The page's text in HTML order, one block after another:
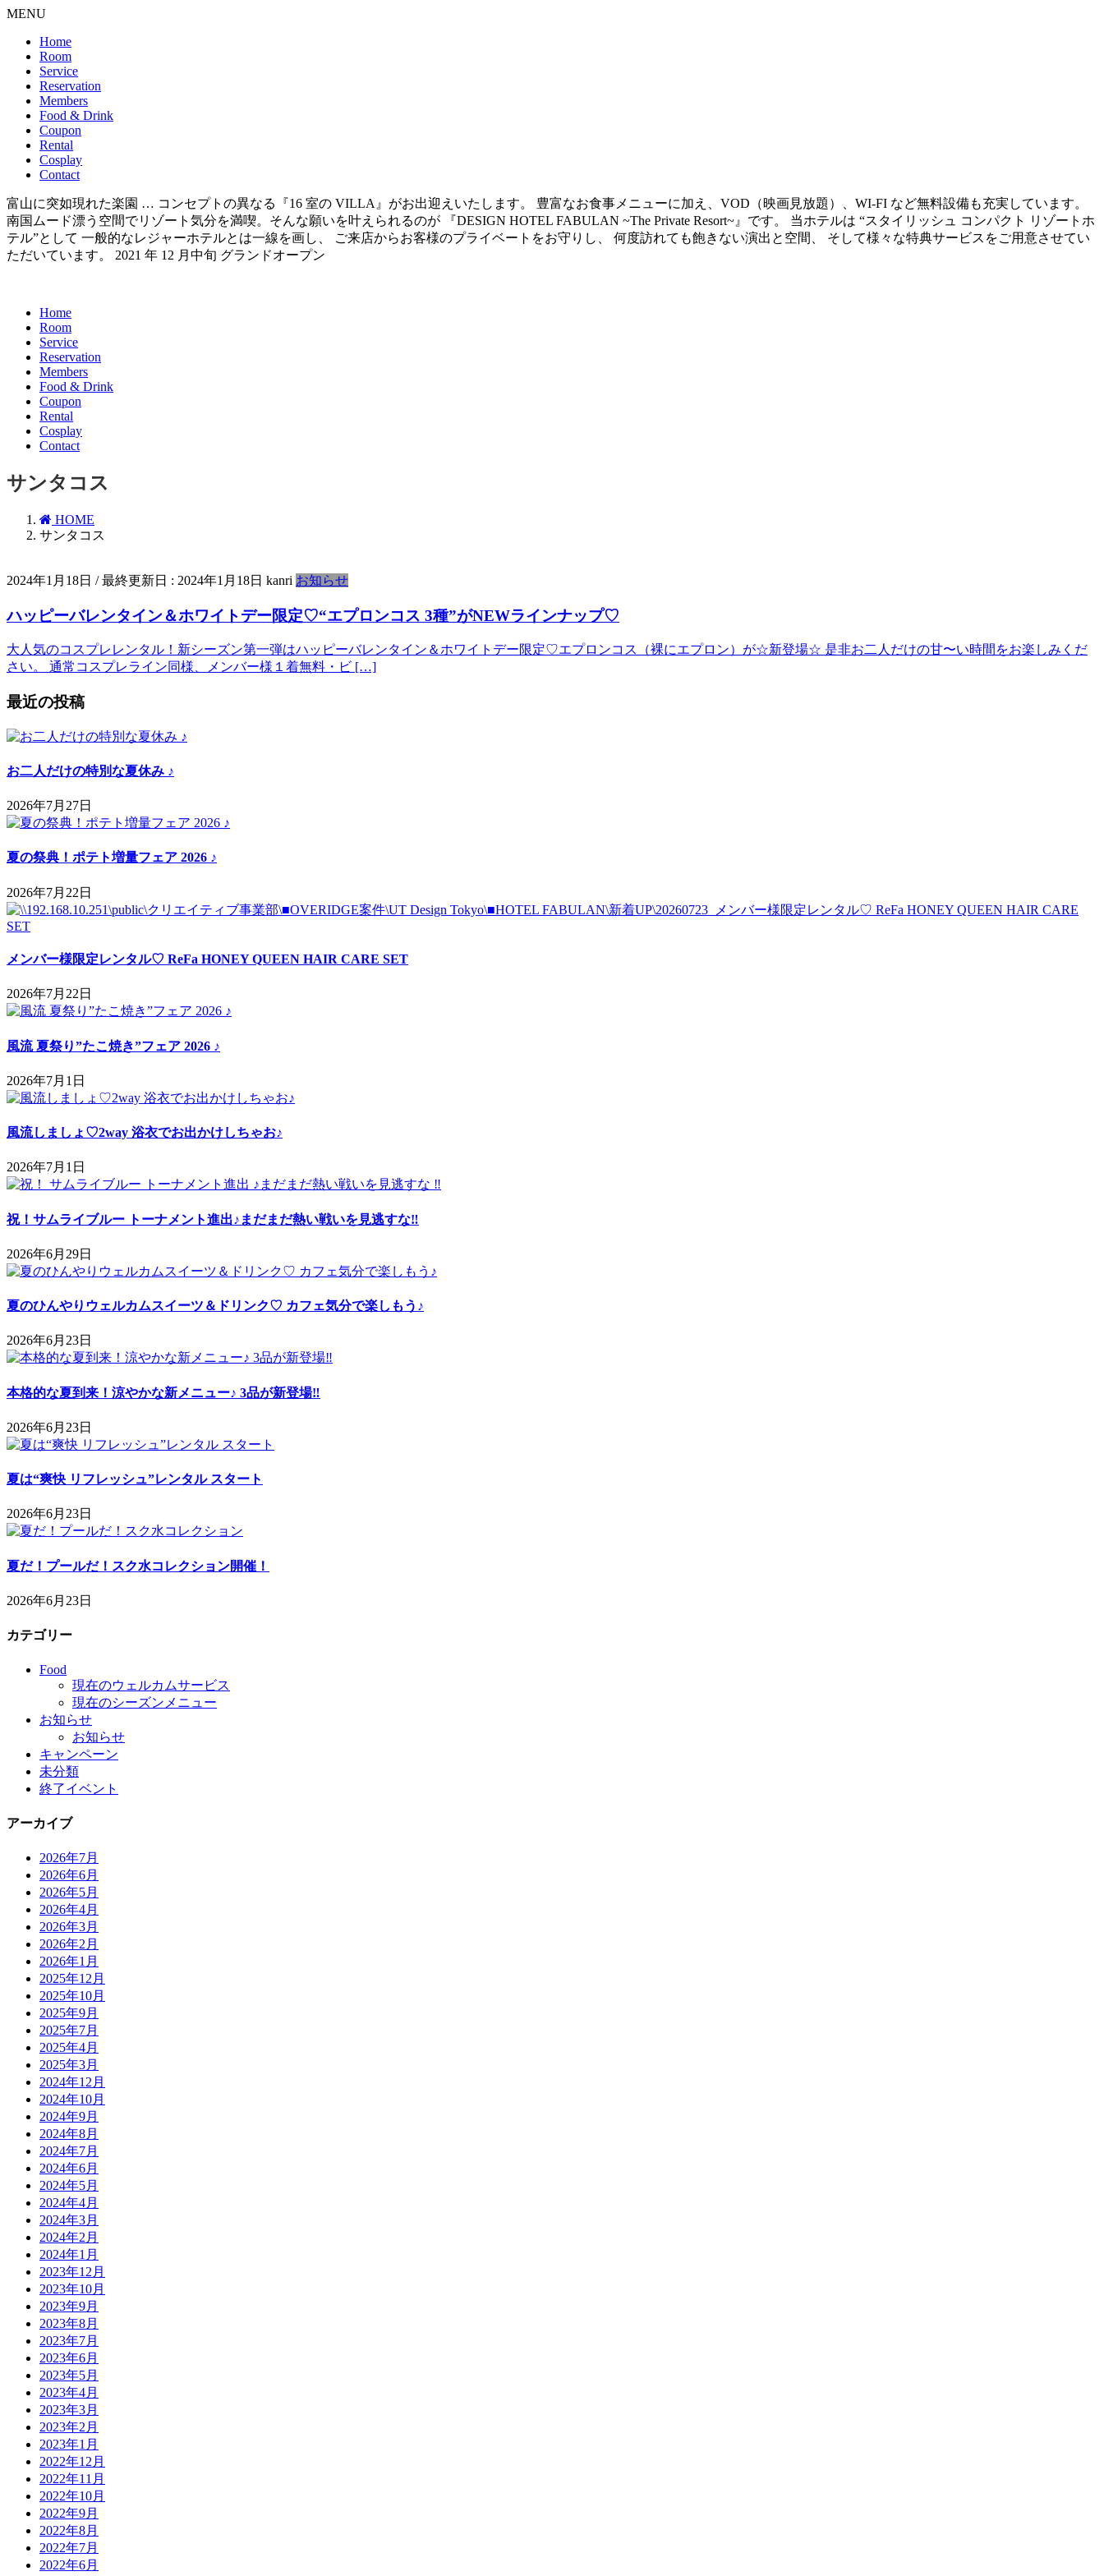
MENU
Home
Room
Service
Reservation
Members
Food & Drink
Coupon
Rental
Cosplay
Contact
富山に突如現れた楽園 … コンセプトの異なる『16 室の VILLA』がお出迎えいたします。 豊富なお食事メニューに加え、VOD（映画見放題）、WI-FI など無料設備も充実しています。
南国ムード漂う空間でリゾート気分を満喫。そんな願いを叶えられるのが 『DESIGN HOTEL FABULAN ~The Private Resort~』です。 当ホテルは “スタイリッシュ コンパクト リゾートホ
テル”として 一般的なレジャーホテルとは一線を画し、 ご来店からお客様のプライベートをお守りし、 何度訪れても飽きない演出と空間、 そして様々な特典サービスをご用意させてい
ただいています。 2021 年 12 月中旬 グランドオープン
Home
Room
Service
Reservation
Members
Food & Drink
Coupon
Rental
Cosplay
Contact
サンタコス
HOME
サンタコス
2024年1月18日 / 最終更新日 : 2024年1月18日 kanri お知らせ
ハッピーバレンタイン＆ホワイトデー限定♡“エプロンコス 3種”がNEWラインナップ♡
大人気のコスプレレンタル！新シーズン第一弾はハッピーバレンタイン＆ホワイトデー限定♡エプロンコス（裸にエプロン）が☆新登場☆ 是非お二人だけの甘〜い時間をお楽しみくだ
さい。 通常コスプレライン同様、メンバー様１着無料・ビ […]
最近の投稿
お二人だけの特別な夏休み ♪
2026年7月27日
夏の祭典！ポテト増量フェア 2026 ♪
2026年7月22日
メンバー様限定レンタル♡ ReFa HONEY QUEEN HAIR CARE SET
2026年7月22日
風流 夏祭り”たこ焼き”フェア 2026 ♪
2026年7月1日
風流しましょ♡2way 浴衣でお出かけしちゃお♪
2026年7月1日
祝！サムライブルー トーナメント進出♪まだまだ熱い戦いを見逃すな‼
2026年6月29日
夏のひんやりウェルカムスイーツ＆ドリンク♡ カフェ気分で楽しもう♪
2026年6月23日
本格的な夏到来！涼やかな新メニュー♪ 3品が新登場‼
2026年6月23日
夏は“爽快 リフレッシュ”レンタル スタート
2026年6月23日
夏だ！プールだ！スク水コレクション開催！
2026年6月23日
カテゴリー
Food
現在のウェルカムサービス
現在のシーズンメニュー
お知らせ
お知らせ
キャンペーン
未分類
終了イベント
アーカイブ
2026年7月
2026年6月
2026年5月
2026年4月
2026年3月
2026年2月
2026年1月
2025年12月
2025年10月
2025年9月
2025年7月
2025年4月
2025年3月
2024年12月
2024年10月
2024年9月
2024年8月
2024年7月
2024年6月
2024年5月
2024年4月
2024年3月
2024年2月
2024年1月
2023年12月
2023年10月
2023年9月
2023年8月
2023年7月
2023年6月
2023年5月
2023年4月
2023年3月
2023年2月
2023年1月
2022年12月
2022年11月
2022年10月
2022年9月
2022年8月
2022年7月
2022年6月